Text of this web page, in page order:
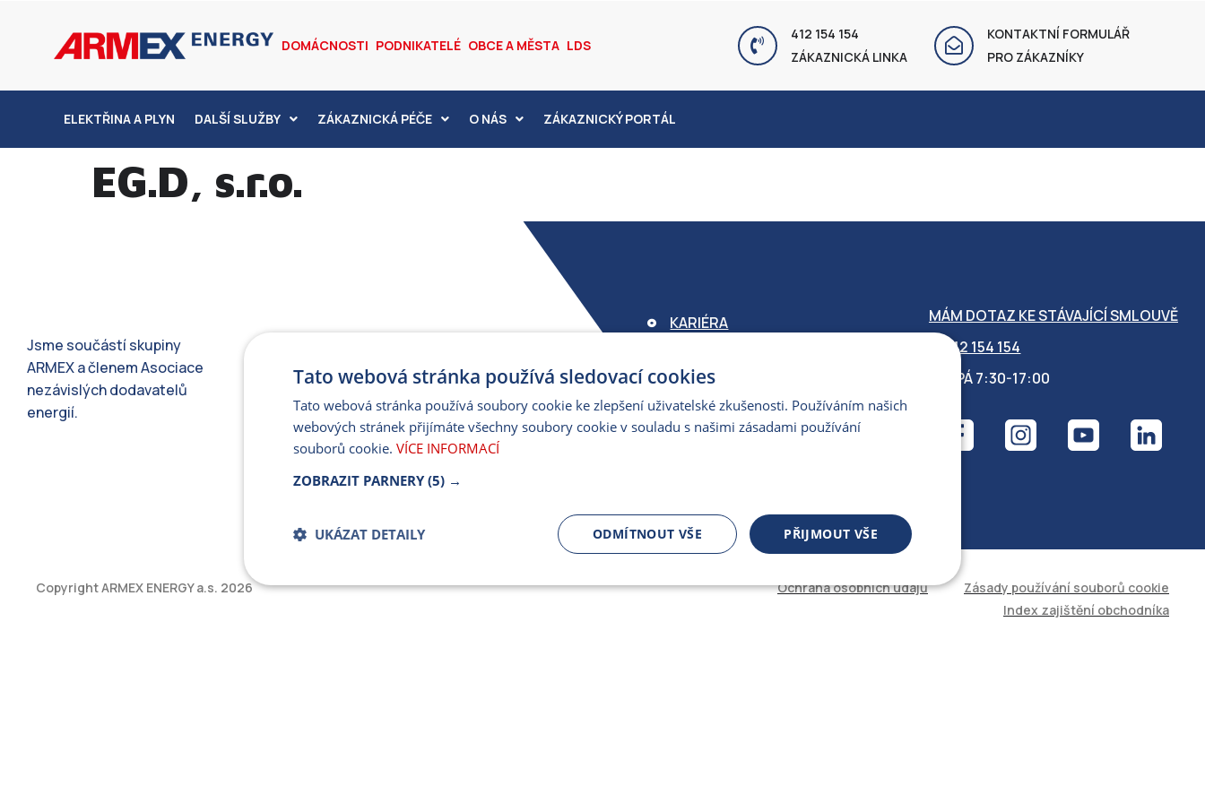
DOMÁCNOSTI PODNIKATELÉ OBCE A MĚSTA LDS
412 154 154
ZÁKAZNICKÁ LINKA
KONTAKTNÍ FORMULÁŘ
PRO ZÁKAZNÍKY
ELEKTŘINA A PLYN DALŠÍ SLUŽBY ZÁKAZNICKÁ PÉČE O NÁS ZÁKAZNICKÝ PORTÁL
EG.D, s.r.o.
Jsme součástí skupiny
ARMEX a členem Asociace
nezávislých dodavatelů
energií.
KARIÉRA
ZÁRUKA ELEKTROMOBILITY
PARTNERSKÝ PORTÁL
MÁM DOTAZ KE STÁVAJÍCÍ SMLOUVĚ
412 154 154
PO-PÁ 7:30-17:00
Copyright ARMEX ENERGY a.s. 2026 Ochrana osobních údajů
Zásady používání souborů cookie
Index zajištění obchodníka
Tato webová stránka používá sledovací cookies
Tato webová stránka používá soubory cookie ke zlepšení uživatelské zkušenosti. Používáním našich
webových stránek přijímáte všechny soubory cookie v souladu s našimi zásadami používání
souborů cookie. VÍCE INFORMACÍ
ZOBRAZIT PARNERY (5) →
PŘIJMOUT VŠE
ODMÍTNOUT VŠE
UKÁZAT DETAILY
Bezpodmínečně nutné
Výkonnostní Cílení souborů